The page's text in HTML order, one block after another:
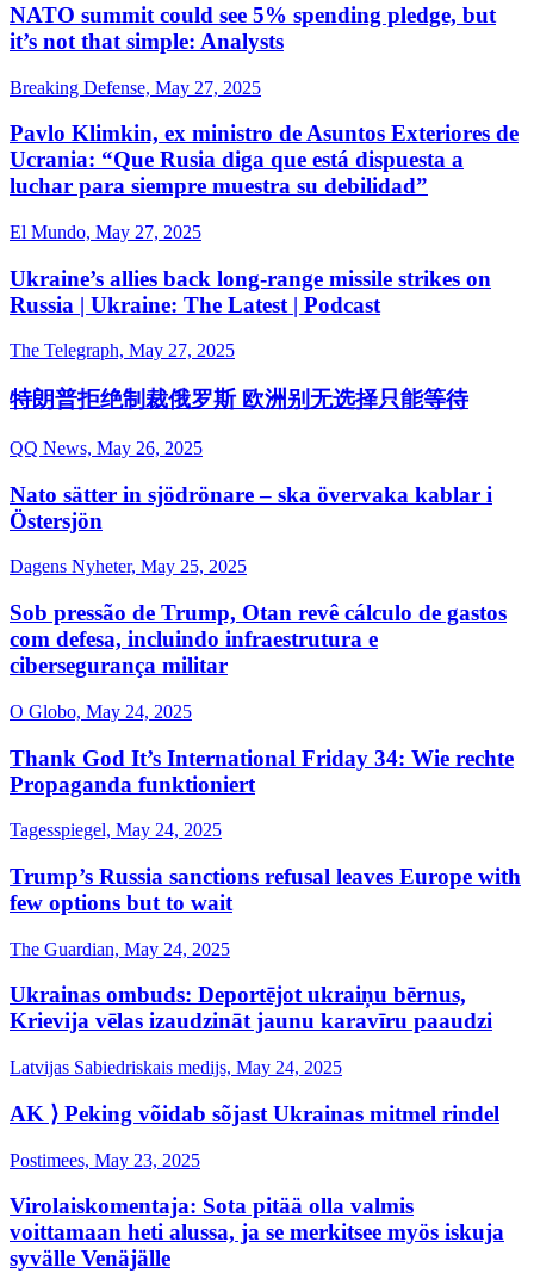
NATO summit could see 5% spending pledge, but
it’s not that simple: Analysts
Breaking Defense, May 27, 2025
Pavlo Klimkin, ex ministro de Asuntos Exteriores de
Ucrania: “Que Rusia diga que está dispuesta a
luchar para siempre muestra su debilidad”
El Mundo, May 27, 2025
Ukraine’s allies back long-range missile strikes on
Russia | Ukraine: The Latest | Podcast
The Telegraph, May 27, 2025
特朗普拒绝制裁俄罗斯 欧洲别无选择只能等待
QQ News, May 26, 2025
Nato sätter in sjödrönare – ska övervaka kablar i
Östersjön
Dagens Nyheter, May 25, 2025
Sob pressão de Trump, Otan revê cálculo de gastos
com defesa, incluindo infraestrutura e
cibersegurança militar
O Globo, May 24, 2025
Thank God It’s International Friday 34: Wie rechte
Propaganda funktioniert
Tagesspiegel, May 24, 2025
Trump’s Russia sanctions refusal leaves Europe with
few options but to wait
The Guardian, May 24, 2025
Ukrainas ombuds: Deportējot ukraiņu bērnus,
Krievija vēlas izaudzināt jaunu karavīru paaudzi
Latvijas Sabiedriskais medijs, May 24, 2025
AK ⟩ Peking võidab sõjast Ukrainas mitmel rindel
Postimees, May 23, 2025
Virolaiskomentaja: Sota pitää olla valmis
voittamaan heti alussa, ja se merkitsee myös iskuja
syvälle Venäjälle